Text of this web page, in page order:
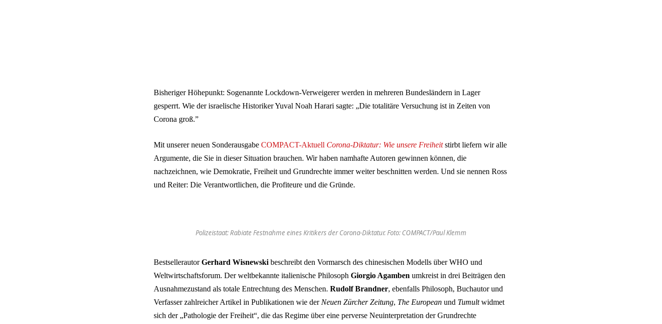
Bisheriger Höhepunkt: Sogenannte Lockdown-Verweigerer werden in mehreren Bundesländern in Lager
gesperrt. Wie der israelische Historiker Yuval Noah Harari sagte: „Die totalitäre Versuchung ist in Zeiten von
Corona groß.”
Mit unserer neuen Sonderausgabe COMPACT-Aktuell Corona-Diktatur: Wie unsere Freiheitstirbt liefern wir alle
Argumente, die Sie in dieser Situation brauchen. Wir haben namhafte Autoren gewinnen können, die
nachzeichnen, wie Demokratie, Freiheit und Grundrechte immer weiter beschnitten werden. Und sie nennen Ross
und Reiter: Die Verantwortlichen, die Profiteure und die Gründe.
Polizeistaat: Rabiate Festnahme eines Kritikers der Corona-Diktatur. Foto: COMPACT/Paul Klemm
BestsellerautorGerhard Wisnewski beschreibt den Vormarsch des chinesischen Modells über WHO und
Weltwirtschaftsforum. Der weltbekannte italienische Philosoph Giorgio Agamben umkreist in drei Beiträgen den
Ausnahmezustand als totale Entrechtung des Menschen. Rudolf Brandner, ebenfalls Philosoph, Buchautor und
Verfasser zahlreicher Artikel in Publikationen wie der Neuen Zürcher Zeitung, The European und Tumultwidmet
sich der „Pathologie der Freiheit“, die das Regime über eine perverse Neuinterpretation der Grundrechte